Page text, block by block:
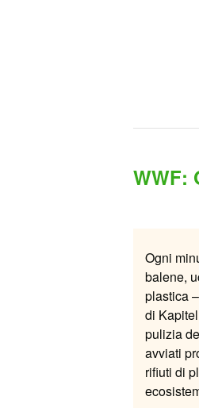
WWF:
Ogni
balene,
plastica
di
pulizia
avviati
rifiuti di